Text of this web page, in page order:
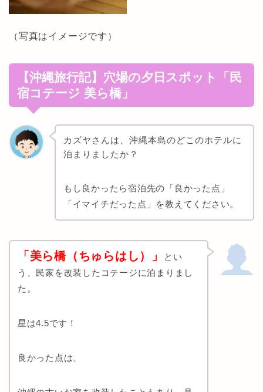
（写真はイメージです）
【沖縄旅行記】穴場の夕日スポット「民
宿コテージ 美ら橋」
カズヤさんは、沖縄本島のどこのホテルに
泊まりましたか？
もし良かったら宿泊先の「良かった点」
「イマイチだった点」を教えてください。
「美ら橋（ちゅらはし）」
とい
う、民家を改装したコテージに泊まりまし
た。
星は4.5です！
良かった点は、